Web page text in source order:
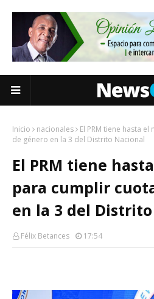
Inicio nacionales
El PRM tiene hasta
de género en la 3 del Distrito Nacional
El PRM tiene
para cumplir
en la 3 del
Félix Betances 17:54